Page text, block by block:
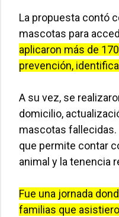
La propuesta contó
mascotas para
aplicaron más de
prevención,
A su vez, se
domicilio,
mascotas fallecidas.
que permite contar
animal y la tenencia
Fue una jornada
familias que